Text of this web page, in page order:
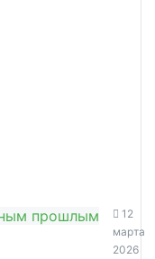
12
марта
2026